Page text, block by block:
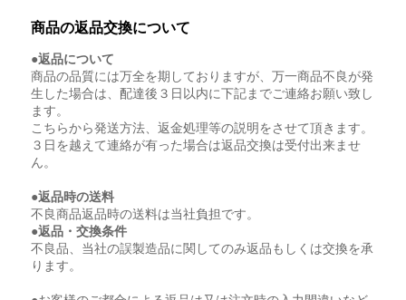
商品の返品交換について
●返品について
商品の品質には万全を期しておりますが、万一商品不良が発
生した場合は、配達後３日以内に下記までご連絡お願い致し
ます。
こちらから発送方法、返金処理等の説明をさせて頂きます。
３日を越えて連絡が有った場合は返品交換は受付出来ませ
ん。
●返品時の送料
不良商品返品時の送料は当社負担です。
●返品・交換条件
不良品、当社の誤製造品に関してのみ返品もしくは交換を承
ります。